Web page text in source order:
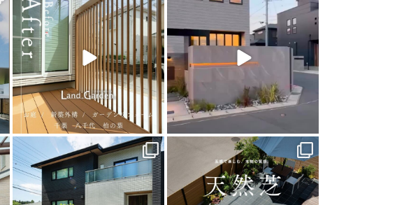
22 0 22 0
land_garden
24 0
land_garden
40 0